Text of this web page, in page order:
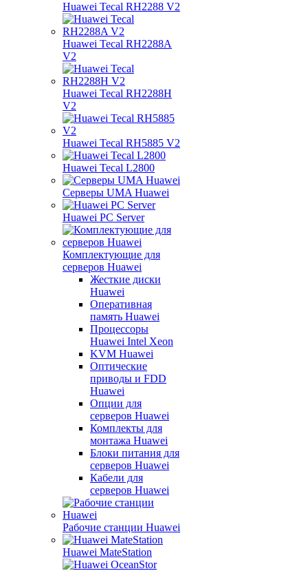
Huawei Tecal RH2288 V2
Huawei Tecal RH2288A
V2
Huawei Tecal RH2288H
V2
Huawei Tecal RH5885 V2
Huawei Tecal L2800
Серверы UMA Huawei
Huawei PC Server
Комплектующие для
серверов Huawei
Жесткие диски
Huawei
Оперативная
память Huawei
Процессоры
Huawei Intel Xeon
KVM Huawei
Оптические
приводы и FDD
Huawei
Опции для
серверов Huawei
Комплекты для
монтажа Huawei
Блоки питания для
серверов Huawei
Кабели для
серверов Huawei
Рабочие станции Huawei
Huawei MateStation